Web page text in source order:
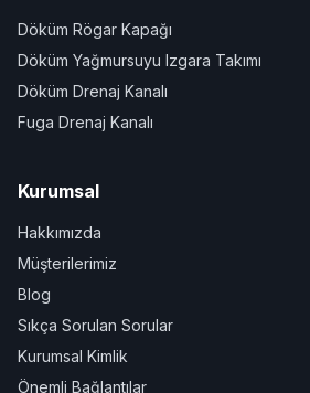
Döküm Rögar Kapağı
Döküm Yağmursuyu Izgara Takımı
Döküm Drenaj Kanalı
Fuga Drenaj Kanalı
Kurumsal
Hakkımızda
Müşterilerimiz
Blog
Sıkça Sorulan Sorular
Kurumsal Kimlik
Önemli Bağlantılar